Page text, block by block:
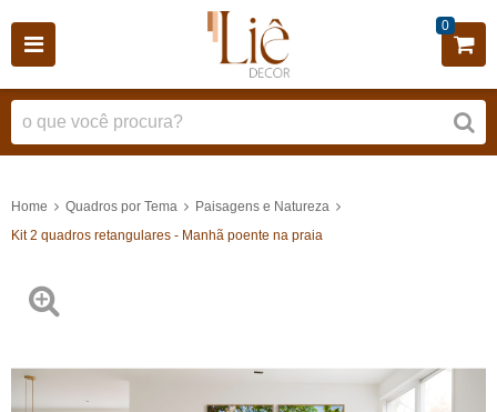
0
Home Quadros por Tema
Paisagens e Natureza
Kit 2 quadros retangulares - Manhã poente na praia